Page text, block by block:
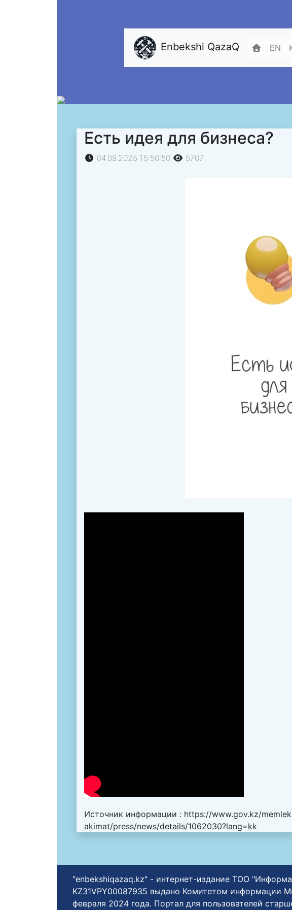
Enbekshi QazaQ EN
Есть идея для бизнеса?
04.09.2025 15:50:50 5707
Источник информации : https://www.gov.kz/
akimat/press/news/details/1062030?lang=kk
"enbekshiqazaq.kz" - интернет-издание ТОО
KZ31VPY00087935 выдано Комитетом информации
февраля 2024 года. Портал для пользователей